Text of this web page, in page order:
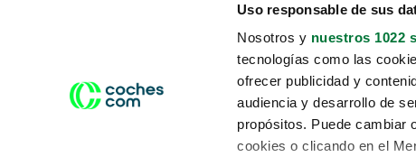
Uso responsable de sus
Nosotros y nuestros 1022
tecnologías como las
ofrecer publicidad y
audiencia y desarrollo de
propósitos. Puede cambiar
cookies o clicando en el